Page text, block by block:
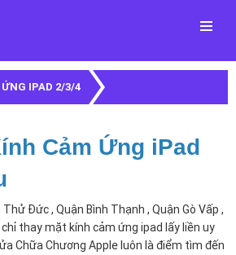
Menu
IPAD 2/3/4
Cảm Ứng iPad
Đức , Quận Bình Thạnh , Quận Gò Vấp ,
thay mặt kính cảm ứng ipad lấy liền uy
Chữa Chương Apple luôn là điểm tìm đến